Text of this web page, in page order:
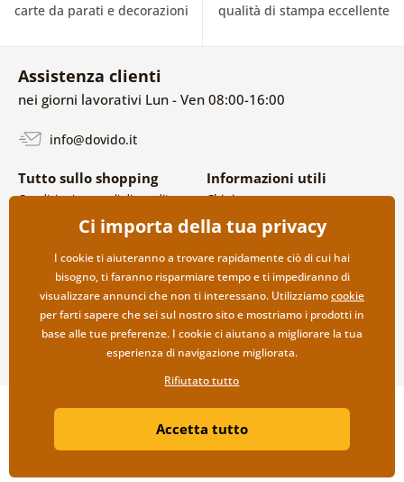
carte da parati e decorazioni qualità di stampa eccellente
Assistenza clienti
nei giorni lavorativi Lun - Ven 08:00-16:00
info@dovido.it
Tutto sullo shopping
Condizioni generali di vendita e
Politica sulla privacy
Opzioni di spedizione e
pagamento
Reso della merce
Informazioni utili
Chi siamo
FAQ
Contatti
Collaborazione all’ingrosso
Copyright ©2019 © Dovido.it.
Litvanyi.sk| Negozio online creato da
Ci importa della tua privacy
I cookie ti aiuteranno a trovare rapidamente ciò di cui hai
bisogno, ti faranno risparmiare tempo e ti impediranno di
visualizzare annunci che non ti interessano. Utilizziamocookie
per farti sapere che sei sul nostro sito e mostriamo i prodotti in
base alle tue preferenze. I cookie ci aiutano a migliorare la tua
esperienza di navigazione migliorata.
Rifiutato tutto
Accetta tutto